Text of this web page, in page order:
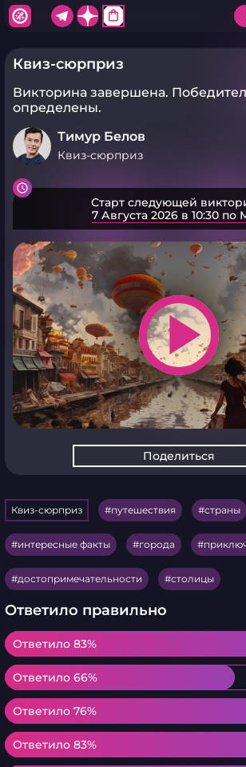
shopping_bag
Квиз-сюрприз
Викторина завершена.
определены.
Тимур Белов
Квиз-сюрприз
Старт следующей
7 Августа 2026 в 10:30 по
play_arrow
Поделиться
Квиз-сюрприз путешествия страны
интересные факты города
достопримечательности столицы
Ответило правильно
Ответило 83%
Ответило 83%
Ответило 66%
Ответило 66%
Ответило 76%
Ответило 76%
Ответило 83%
Ответило 83%